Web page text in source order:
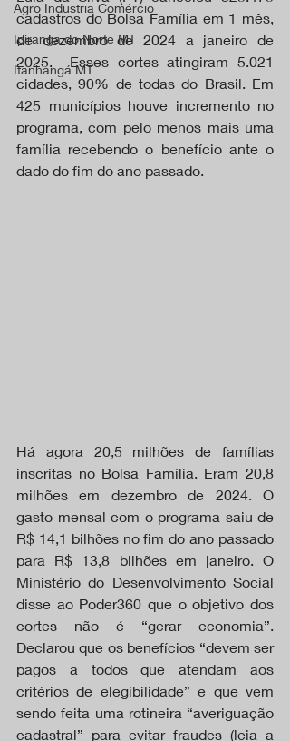
Agro Industria Comércio
Ipiranga do Norte MT
Itanhangá MT
cadastros do Bolsa Família em 1 mês,
de dezembro de 2024 a janeiro de
2025.  Esses cortes atingiram 5.021
cidades, 90% de todas do Brasil. Em
425 municípios houve incremento no
programa, com pelo menos mais uma
família recebendo o benefício ante o
dado do fim do ano passado.
Há agora 20,5 milhões de famílias
inscritas no Bolsa Família. Eram 20,8
milhões em dezembro de 2024. O
gasto mensal com o programa saiu de
R$ 14,1 bilhões no fim do ano passado
para R$ 13,8 bilhões em janeiro. O
Ministério do Desenvolvimento Social
disse ao Poder360 que o objetivo dos
cortes não é “gerar economia”.
Declarou que os benefícios “devem ser
pagos a todos que atendam aos
critérios de elegibilidade” e que vem
sendo feita uma rotineira “averiguação
cadastral” para evitar fraudes (leia a